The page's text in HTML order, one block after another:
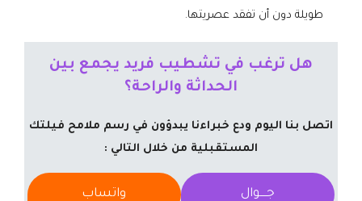
طويلة دون أن تفقد عصريتها.
​هل ترغب في تشطيب فريد يجمع بين
الحداثة والراحة؟
اتصل بنا اليوم ودع خبراءنا يبدؤون في رسم ملامح فيلتك
المستقبلية من خلال التالي :
جــــوال واتساب